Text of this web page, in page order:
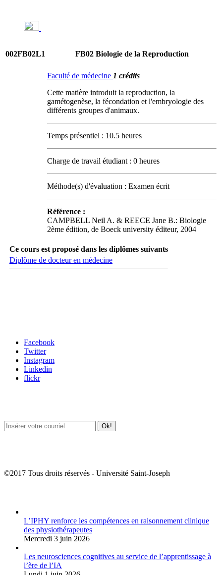
002FB02L1 FB02 Biologie de la Reproduction
Faculté de médecine 1 crédits
Cette matière introduit la reproduction, la
gamétogenèse, la fécondation et l'embryologie des
différents groupes d'animaux.
Temps présentiel : 10.5 heures
Charge de travail étudiant : 0 heures
Méthode(s) d'évaluation : Examen écrit
Référence :
CAMPBELL Neil A. & REECE Jane B.: Biologie
2ème édition, de Boeck university éditeur, 2004
Ce cours est proposé dans les diplômes suivants
Diplôme de docteur en médecine
Facebook
Twitter
Instagram
Linkedin
flickr
©2017 Tous droits réservés - Université Saint-Joseph
L’IPHY renforce les compétences en raisonnement clinique
des physiothérapeutes
Mercredi 3 juin 2026
Les neurosciences cognitives au service de l’apprentissage à
l’ère de l’IA